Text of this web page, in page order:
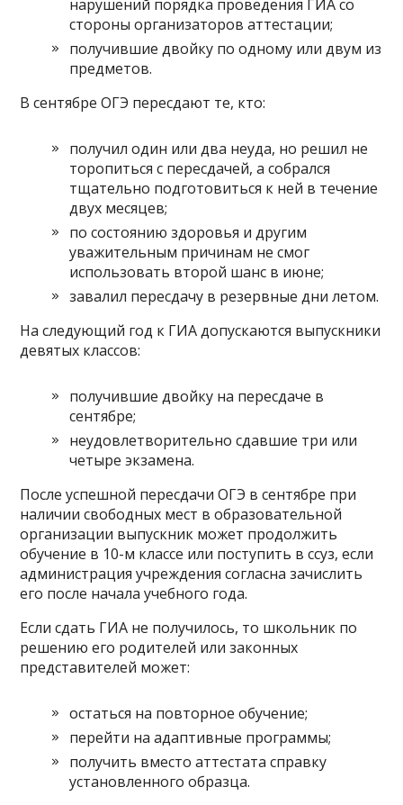
нарушений порядка проведения ГИА со
стороны организаторов аттестации;
получившие двойку по одному или двум из
предметов.
В сентябре ОГЭ пересдают те, кто:
получил один или два неуда, но решил не
торопиться с пересдачей, а собрался
тщательно подготовиться к ней в течение
двух месяцев;
по состоянию здоровья и другим
уважительным причинам не смог
использовать второй шанс в июне;
завалил пересдачу в резервные дни летом.
На следующий год к ГИА допускаются выпускники
девятых классов:
получившие двойку на пересдаче в
сентябре;
неудовлетворительно сдавшие три или
четыре экзамена.
После успешной пересдачи ОГЭ в сентябре при
наличии свободных мест в образовательной
организации выпускник может продолжить
обучение в 10-м классе или поступить в ссуз, если
администрация учреждения согласна зачислить
его после начала учебного года.
Если сдать ГИА не получилось, то школьник по
решению его родителей или законных
представителей может:
остаться на повторное обучение;
перейти на адаптивные программы;
получить вместо аттестата справку
установленного образца.